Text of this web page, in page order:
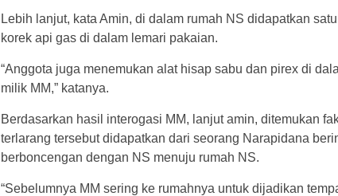
Lebih lanjut, kata Amin, di dalam rumah NS didapatkan
korek api gas di dalam lemari pakaian.
“Anggota juga menemukan alat hisap sabu dan pirex di
milik MM,” katanya.
Berdasarkan hasil interogasi MM, lanjut amin, ditemukan
terlarang tersebut didapatkan dari seorang Narapidana
berboncengan dengan NS menuju rumah NS.
“Sebelumnya MM sering ke rumahnya untuk dijadikan